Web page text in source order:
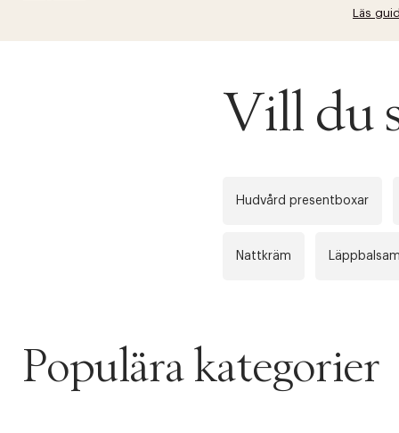
Läs
Vill du
Hudvård presentboxar
Nattkräm Läppbalsam
Populära kategorier